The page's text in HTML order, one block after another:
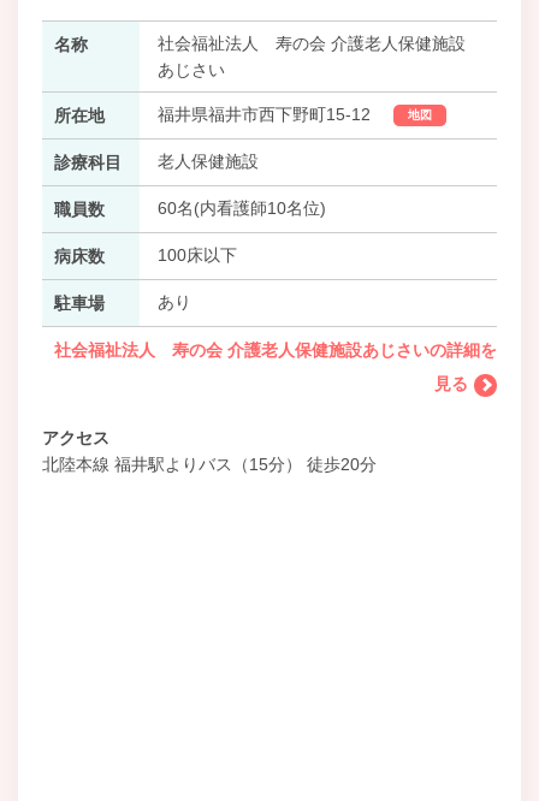
名称
社会福祉法人 寿の会 介護老人保健施設
あじさい
所在地 福井県福井市西下野町15-12 地図
診療科目 老人保健施設
職員数 60名(内看護師10名位)
病床数 100床以下
駐車場 あり
社会福祉法人 寿の会 介護老人保健施設あじさいの詳細を
見る
アクセス
北陸本線 福井駅よりバス（15分） 徒歩20分